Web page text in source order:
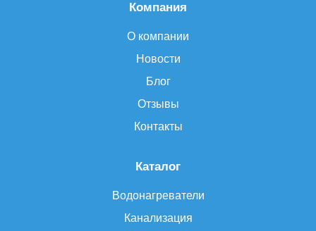
Каталог
Водонагреватели
Канализация
Компания
О компании
Новости
Блог
Отзывы
Контакты